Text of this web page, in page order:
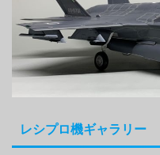
レシプロ機ギャラリー